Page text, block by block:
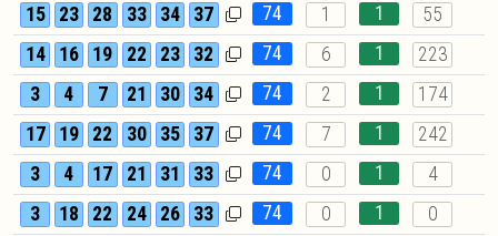
15
23 28 33 34 37 74 1 1
55
14
16 19 22 23 32 74 6 1
223
3
4 7 21 30 34 74 2 1
174
17
19 22 30 35 37 74 7 1
242
3
4 17 21 31 33 74 0 1
4
3
18 22 24 26 33 74 0 1
0